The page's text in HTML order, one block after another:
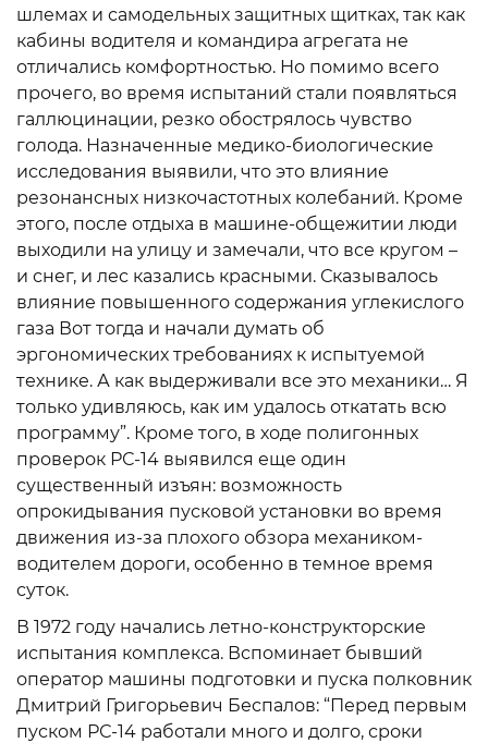
шлемах и самодельных защитных щитках, так как
кабины водителя и командира агрегата не
отличались комфортностью. Но помимо всего
прочего, во время испытаний стали появляться
галлюцинации, резко обострялось чувство
голода. Назначенные медико-биологические
исследования выявили, что это влияние
резонансных низкочастотных колебаний. Кроме
этого, после отдыха в машине-общежитии люди
выходили на улицу и замечали, что все кругом –
и снег, и лес казались красными. Сказывалось
влияние повышенного содержания углекислого
газа Вот тогда и начали думать об
эргономических требованиях к испытуемой
технике. А как выдерживали все это механики… Я
только удивляюсь, как им удалось откатать всю
программу”. Кроме того, в ходе полигонных
проверок РС-14 выявился еще один
существенный изъян: возможность
опрокидывания пусковой установки во время
движения из-за плохого обзора механиком-
водителем дороги, особенно в темное время
суток.
В 1972 году начались летно-конструкторские
испытания комплекса. Вспоминает бывший
оператор машины подготовки и пуска полковник
Дмитрий Григорьевич Беспалов: “Перед первым
пуском РС-14 работали много и долго, сроки